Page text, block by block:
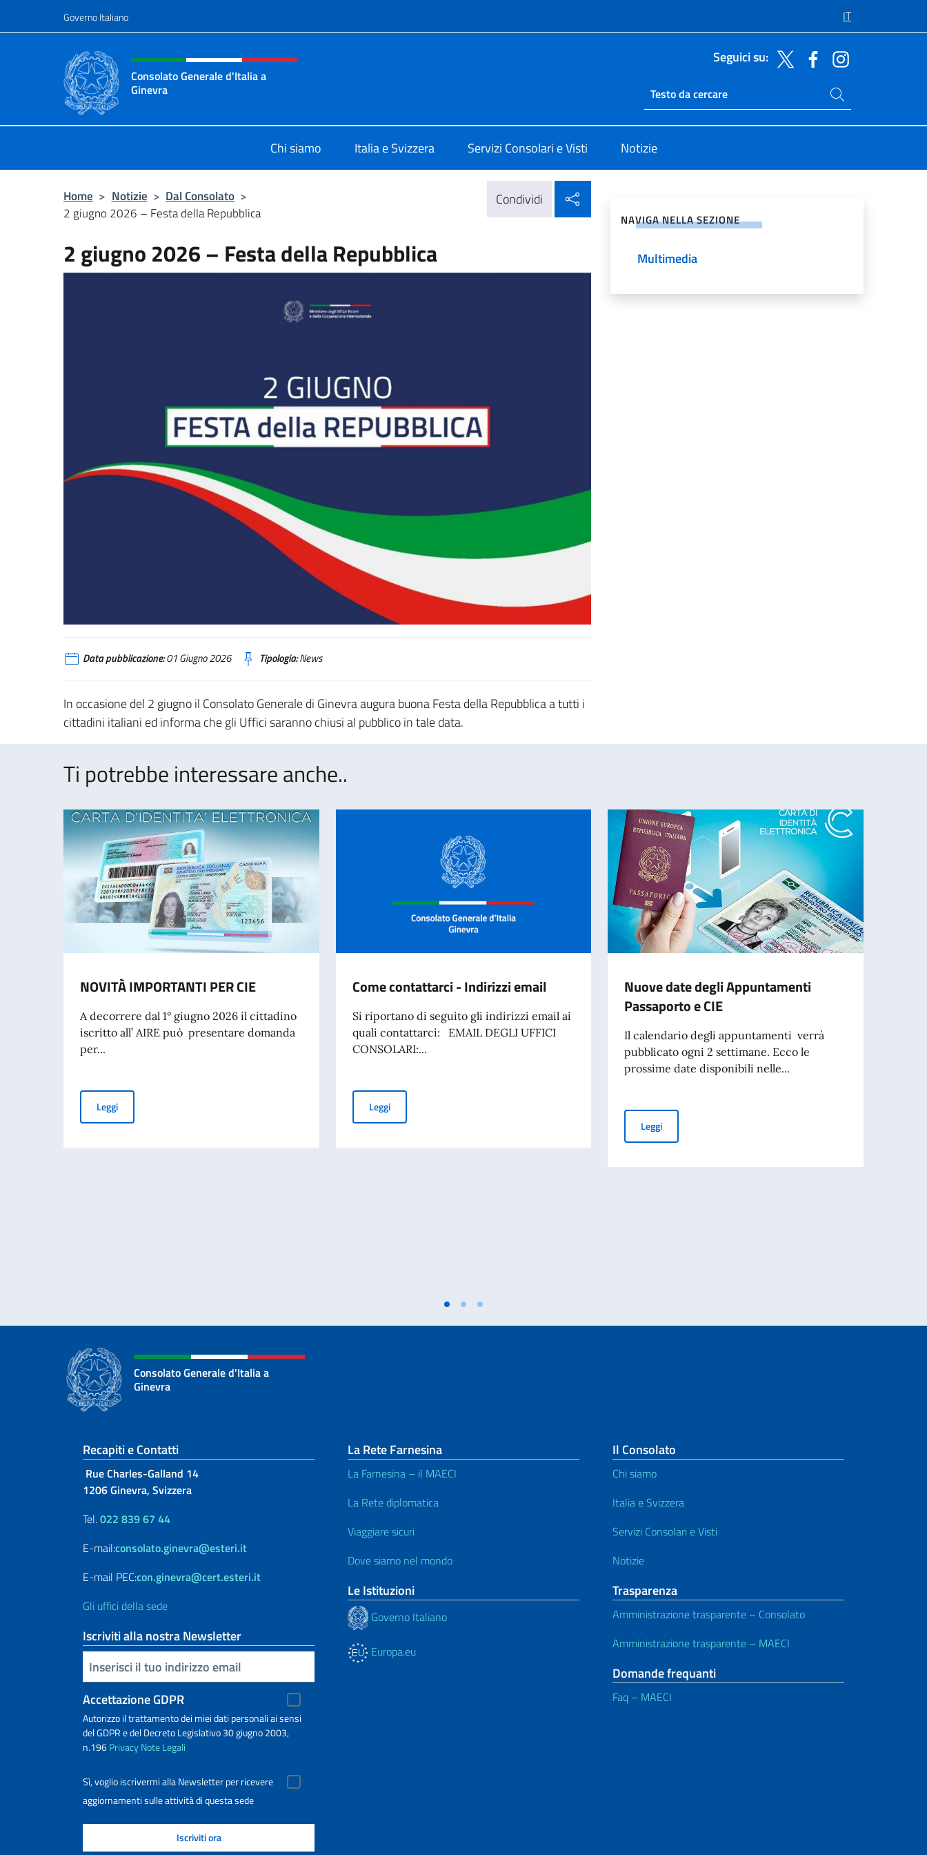
Governo Italiano IT
Intestazione sito, social e menù
Consolato Generale d'Italia a
Ginevra
Seguici su:
Ricerca sito live
Cerca nel sito
Chi siamo Italia e Svizzera Servizi Consolari e Visti Notizie
Home > Notizie > Dal Consolato >
2 giugno 2026 – Festa della Repubblica
Condividi
2 giugno 2026 – Festa della Repubblica
Data pubblicazione:01 Giugno 2026 Tipologia:News
In occasione del 2 giugno il Consolato Generale di Ginevra augura buona Festa della Repubblica a tutti i
cittadini italiani ed informa che gli Uffici saranno chiusi al pubblico in tale data.
NAVIGA NELLA SEZIONE
Multimedia
Ti potrebbe interessare anche..
NOVITÀ IMPORTANTI PER CIE
A decorrere dal 1° giugno 2026 il cittadino
iscritto all’ AIRE può presentare domanda
per...
LeggiNOVITÀ IMPORTANTI PER CIE
Come contattarci - Indirizzi email
Si riportano di seguito gli indirizzi email ai
quali contattarci: EMAIL DEGLI UFFICI
CONSOLARI:...
LeggiCome contattarci - Indirizzi email
Nuove date degli Appuntamenti
Passaporto e CIE
Il calendario degli appuntamenti verrà
pubblicato ogni 2 settimane. Ecco le
prossime date disponibili nelle...
LeggiNuove date degli Appuntamenti Passaporto e CIE
Consolato Generale d'Italia a
Ginevra
Sezione footer
Recapiti e Contatti
Rue Charles-Galland 14
1206 Ginevra, Svizzera
Tel.022 839 67 44
E-mail:consolato.ginevra@esteri.it
E-mail PEC:con.ginevra@cert.esteri.it
Gli uffici della sede
Iscriviti alla nostra Newsletter
Inserisci la tua email
Accettazione GDPR
Autorizzo il trattamento dei miei dati personali ai sensi
del GDPR e del Decreto Legislativo 30 giugno 2003,
n.196PrivacyNote Legali
Sì, voglio iscrivermi alla Newsletter per ricevere
aggiornamenti sulle attività di questa sede
La Rete Farnesina
La Farnesina – il MAECI
La Rete diplomatica
Viaggiare sicuri
Dove siamo nel mondo
Le Istituzioni
Governo Italiano
Europa.eu
Il Consolato
Chi siamo
Italia e Svizzera
Servizi Consolari e Visti
Notizie
Trasparenza
Amministrazione trasparente – Consolato
Amministrazione trasparente – MAECI
Domande frequanti
Faq – MAECI